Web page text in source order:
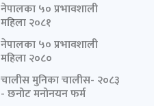
नेपालका ५० प्रभावशाली
महिला २०८१
नेपालका ५० प्रभावशाली
महिला २०८०
चालीस मुनिका चालीस- २०८३
- छनोट मनोनयन फर्म